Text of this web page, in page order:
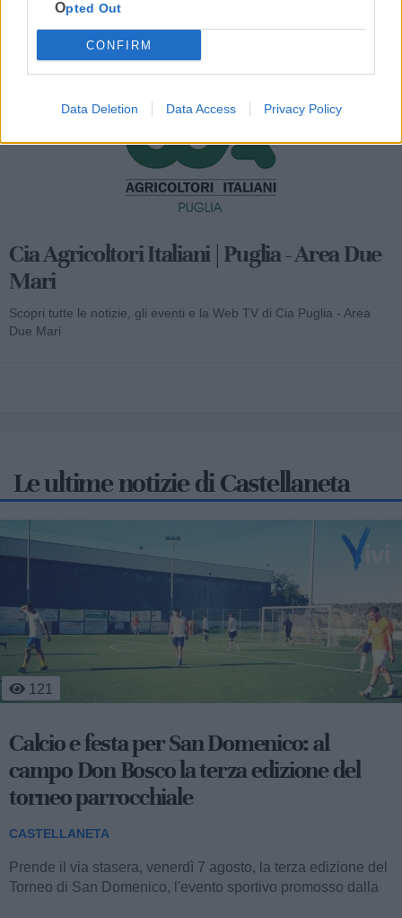
Opted Out
CONFIRM
Data Deletion Data Access Privacy Policy
Mondo CIA
Cia Agricoltori Italiani | Puglia - Area Due
Mari
Scopri tutte le notizie, gli eventi e la Web TV di Cia Puglia - Area
Due Mari
Le ultime notizie di Castellaneta
536
Occhiali da sole in dono ai bambini della
Pediatria del San Pio
CASTELLANETA
Stamane, nella struttura semplice di Pediatria dell’ospedale
San Pio di Castellaneta, sono stati donati occhiali da sole ai
bambini in cura....